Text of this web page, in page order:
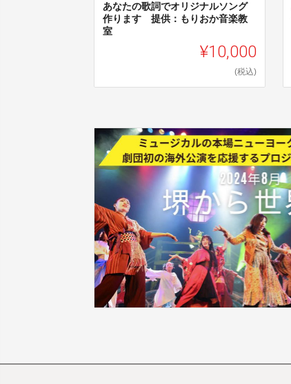
あなたの歌詞でオリジナルソング
作ります 提供：もりおか音楽教
室
¥10,000
(税込)